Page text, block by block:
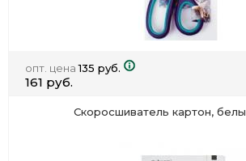
опт. цена135 руб.
161 руб.
Скоросшиватель картон,